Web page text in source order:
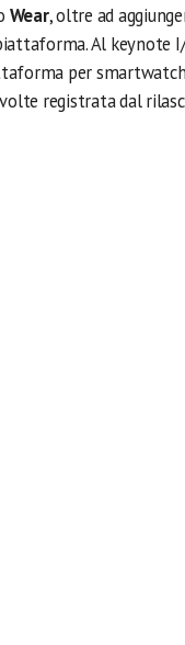
Wear, oltre ad
Al keynote
per
registrata dal